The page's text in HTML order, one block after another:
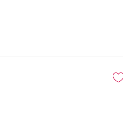
ей сияние и молодость –
MEDI-PEEL. Купить